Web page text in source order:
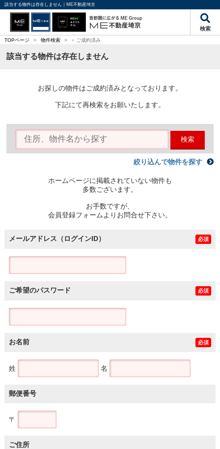
該当する物件は存在しません｜ME不動産埼京
検索
TOPページ > 物件検索 > - ご成約済み
該当する物件は存在しません
お探しの物件はご成約済みとなっております。
下記にて再検索をお願いたします。
検索
絞り込んで物件を探す
ホームページに掲載されていない物件も
多数ございます。
お手数ですが、
会員登録フォームよりお問合せ下さい。
メールアドレス（ログインID） 必須
ご希望のパスワード 必須
お名前 必須
姓 名
郵便番号
〒
ご住所